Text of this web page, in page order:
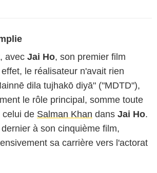
avec Jai Ho, son premier film
le réalisateur n'avait rien
dila tujhakō diyā" ("MDTD"),
le rôle principal, somme toute
celui de Salman Khan dans Jai Ho.
à son cinquième film,
sa carrière vers l'actorat